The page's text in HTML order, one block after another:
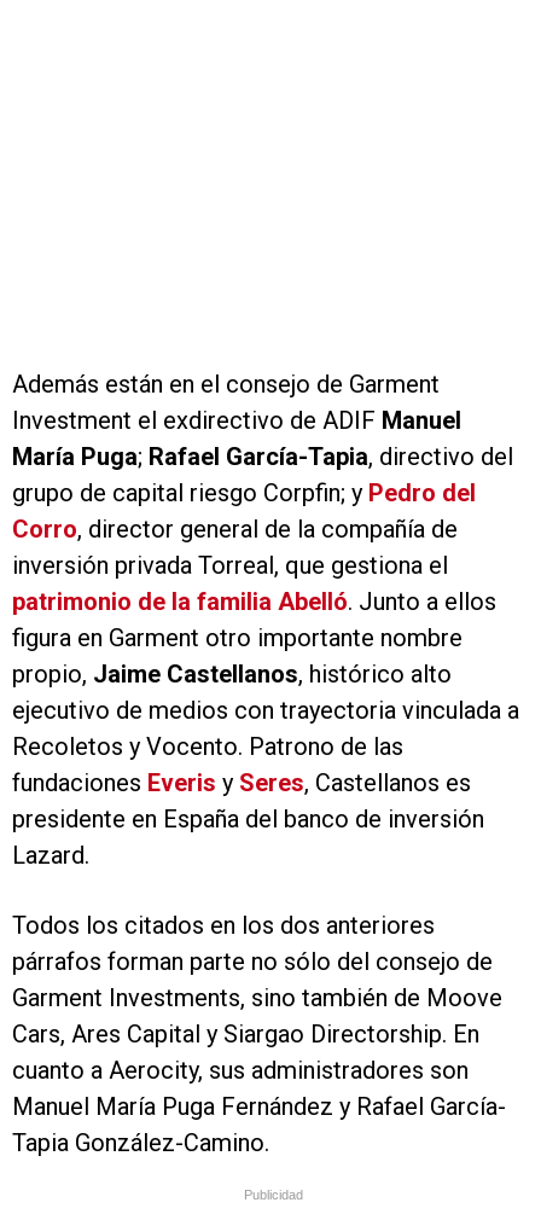
Además están en el consejo de Garment
Investment el exdirectivo de ADIF Manuel
María Puga; Rafael García-Tapia, directivo del
grupo de capital riesgo Corpfin; y Pedro del
Corro, director general de la compañía de
inversión privada Torreal, que gestiona el
patrimonio de la familia Abelló. Junto a ellos
figura en Garment otro importante nombre
propio, Jaime Castellanos, histórico alto
ejecutivo de medios con trayectoria vinculada a
Recoletos y Vocento. Patrono de las
fundaciones Everis y Seres, Castellanos es
presidente en España del banco de inversión
Lazard.
Todos los citados en los dos anteriores
párrafos forman parte no sólo del consejo de
Garment Investments, sino también de Moove
Cars, Ares Capital y Siargao Directorship. En
cuanto a Aerocity, sus administradores son
Manuel María Puga Fernández y Rafael García-
Tapia González-Camino.
Publicidad